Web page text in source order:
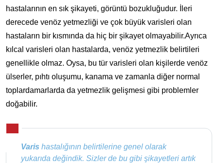
hastalarının en sık şikayeti, görüntü bozukluğudur. İleri
derecede venöz yetmezliği ve çok büyük varisleri olan
hastaların bir kısmında da hiç bir şikayet olmayabilir.Ayrıca
kılcal varisleri olan hastalarda, venöz yetmezlik belirtileri
genellikle olmaz. Oysa, bu tür varisleri olan kişilerde venöz
ülserler, pıhtı oluşumu, kanama ve zamanla diğer normal
toplardamarlarda da yetmezlik gelişmesi gibi problemler
doğabilir.
Varis hastalığının belirtilerine genel olarak
yukarıda değindik. Sizler de bu gibi şikayetleri artık